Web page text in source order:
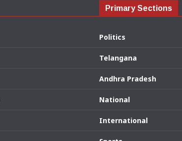
Primary Sections
Politics
Telangana
Andhra Pradesh
National
International